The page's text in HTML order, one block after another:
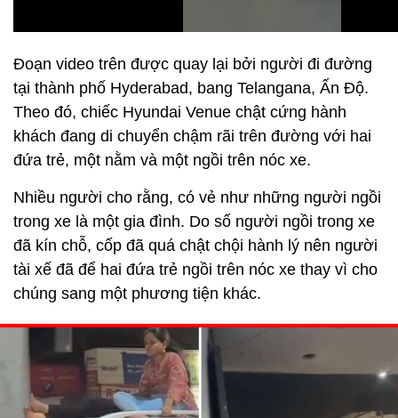
Đoạn video trên được quay lại bởi người đi đường
tại thành phố Hyderabad, bang Telangana, Ấn Độ.
Theo đó, chiếc Hyundai Venue chật cứng hành
khách đang di chuyển chậm rãi trên đường với hai
đứa trẻ, một nằm và một ngồi trên nóc xe.
Nhiều người cho rằng, có vẻ như những người ngồi
trong xe là một gia đình. Do số người ngồi trong xe
đã kín chỗ, cốp đã quá chật chội hành lý nên người
tài xế đã để hai đứa trẻ ngồi trên nóc xe thay vì cho
chúng sang một phương tiện khác.